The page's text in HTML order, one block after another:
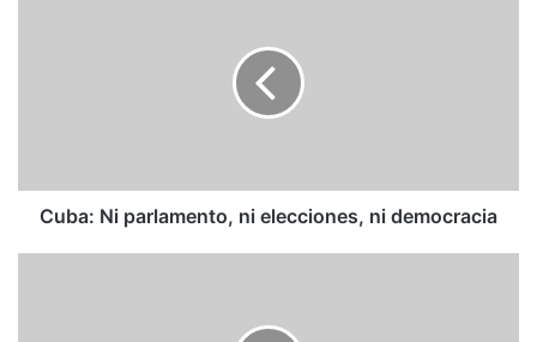
Cuba: Ni parlamento, ni elecciones, ni democracia